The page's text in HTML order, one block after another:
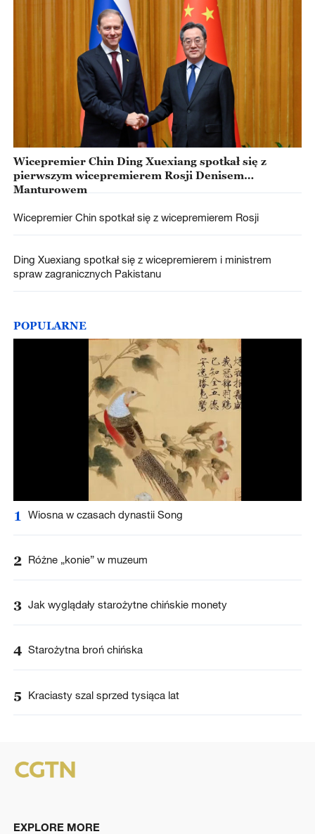
Wicepremier Chin Ding Xuexiang spotkał się z
pierwszym wicepremierem Rosji Denisem
Manturowem
Wicepremier Chin spotkał się z wicepremierem Rosji
Ding Xuexiang spotkał się z wicepremierem i ministrem
spraw zagranicznych Pakistanu
POPULARNE
1 Wiosna w czasach dynastii Song
2 Różne „konie” w muzeum
3 Jak wyglądały starożytne chińskie monety
4 Starożytna broń chińska
5 Kraciasty szal sprzed tysiąca lat
EXPLORE MORE